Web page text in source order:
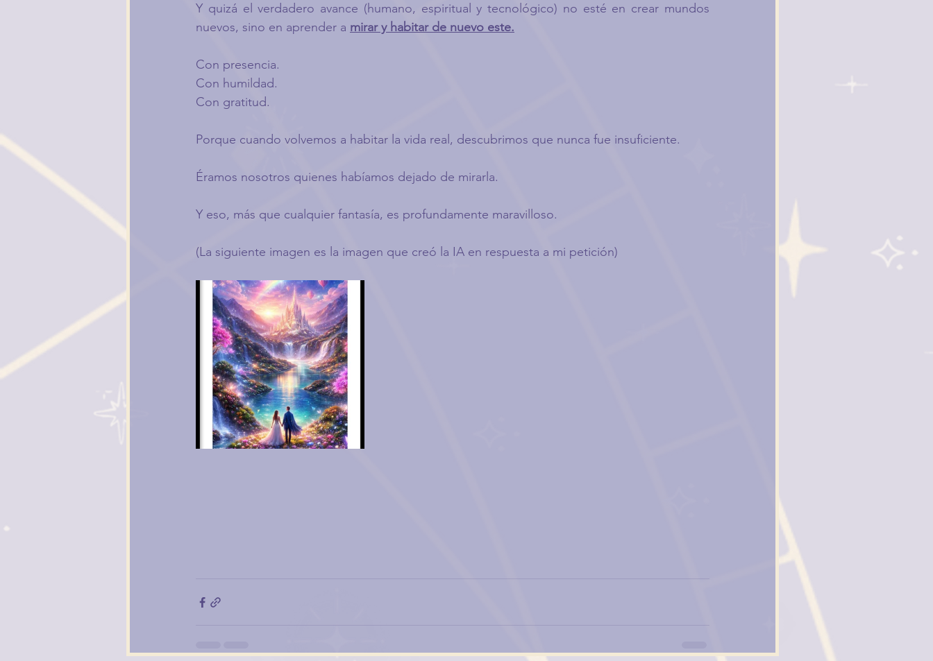
Y quizá el verdadero avance (humano, espiritual y tecnológico) no esté en crear mundos
nuevos, sino en aprender a mirar y habitar de nuevo este.
Con presencia.
Con humildad.
Con gratitud.
Porque cuando volvemos a habitar la vida real, descubrimos que nunca fue insuficiente.
Éramos nosotros quienes habíamos dejado de mirarla.
Y eso, más que cualquier fantasía, es profundamente maravilloso.
(La siguiente imagen es la imagen que creó la IA en respuesta a mi petición)